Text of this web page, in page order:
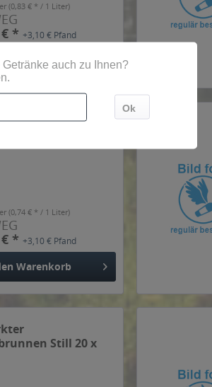
(0,83 € * / 1 Liter)
€ *+3,10 € Pfand
Warenkorb
(0,74 € * / 1 Liter)
€ *+3,10 € Pfand
Warenkorb
Still 20 x